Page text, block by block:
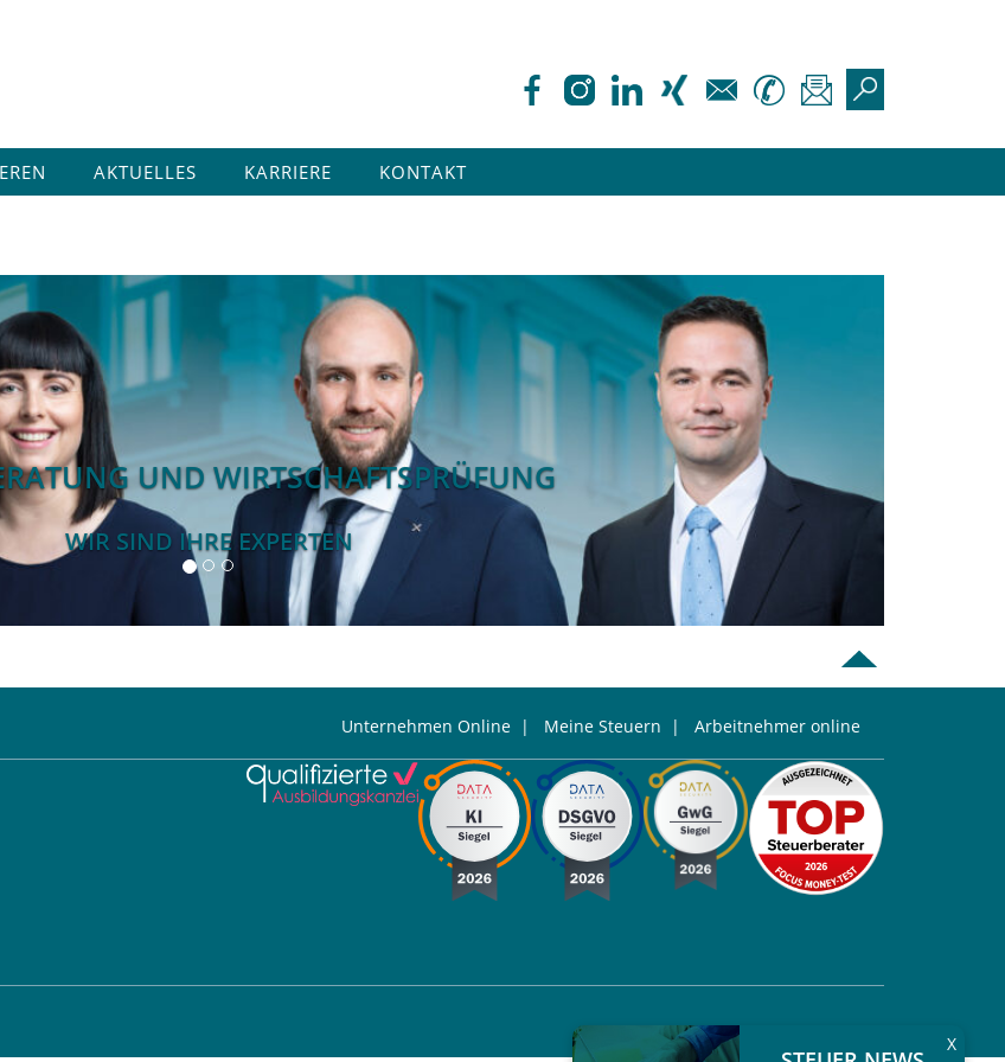
AKTUELLES KARRIERE KONTAKT
UND WIRTSCHAFTSPRÜFUNG
WIR SIND IHRE EXPERTEN
Unternehmen Online | Meine Steuern | Arbeitnehmer online
X